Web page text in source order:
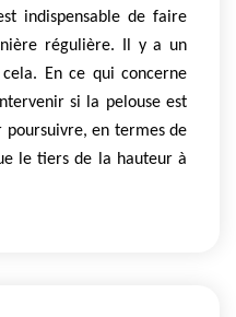
indispensable de faire
régulière. Il y a un
En ce qui concerne
si la pelouse est
poursuivre, en termes de
le tiers de la hauteur à